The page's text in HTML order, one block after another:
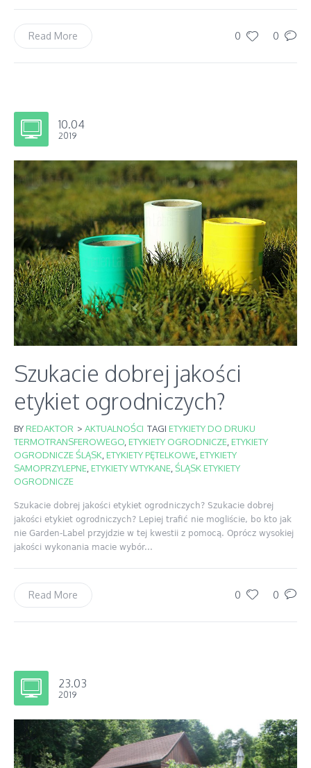
0 0
Read More
10.04
2019
Szukacie dobrej jakości
etykiet ogrodniczych?
BYREDAKTOR > AKTUALNOŚCI TAGI ETYKIETY DO DRUKU
TERMOTRANSFEROWEGO ETYKIETY OGRODNICZE ETYKIETY
OGRODNICZE ŚLĄSK ETYKIETY PĘTELKOWE ETYKIETY
SAMOPRZYLEPNE ETYKIETY WTYKANE ŚLĄSK ETYKIETY
OGRODNICZE
Szukacie dobrej jakości etykiet ogrodniczych? Szukacie dobrej
jakości etykiet ogrodniczych? Lepiej trafić nie mogliście, bo kto jak
nie Garden-Label przyjdzie w tej kwestii z pomocą. Oprócz wysokiej
jakości wykonania macie wybór...
0 0
Read More
23.03
2019